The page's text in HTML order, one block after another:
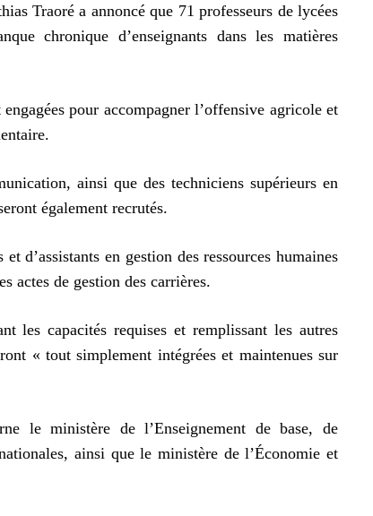
Traoré a annoncé que 71 professeurs de lycées
chronique d’enseignants dans les matières
pour accompagner l’offensive agricole et
ainsi que des techniciens supérieurs en
également recrutés.
d’assistants en gestion des ressources humaines
actes de gestion des carrières.
les capacités requises et remplissant les autres
« tout simplement intégrées et maintenues sur
le ministère de l’Enseignement de base, de
ainsi que le ministère de l’Économie et